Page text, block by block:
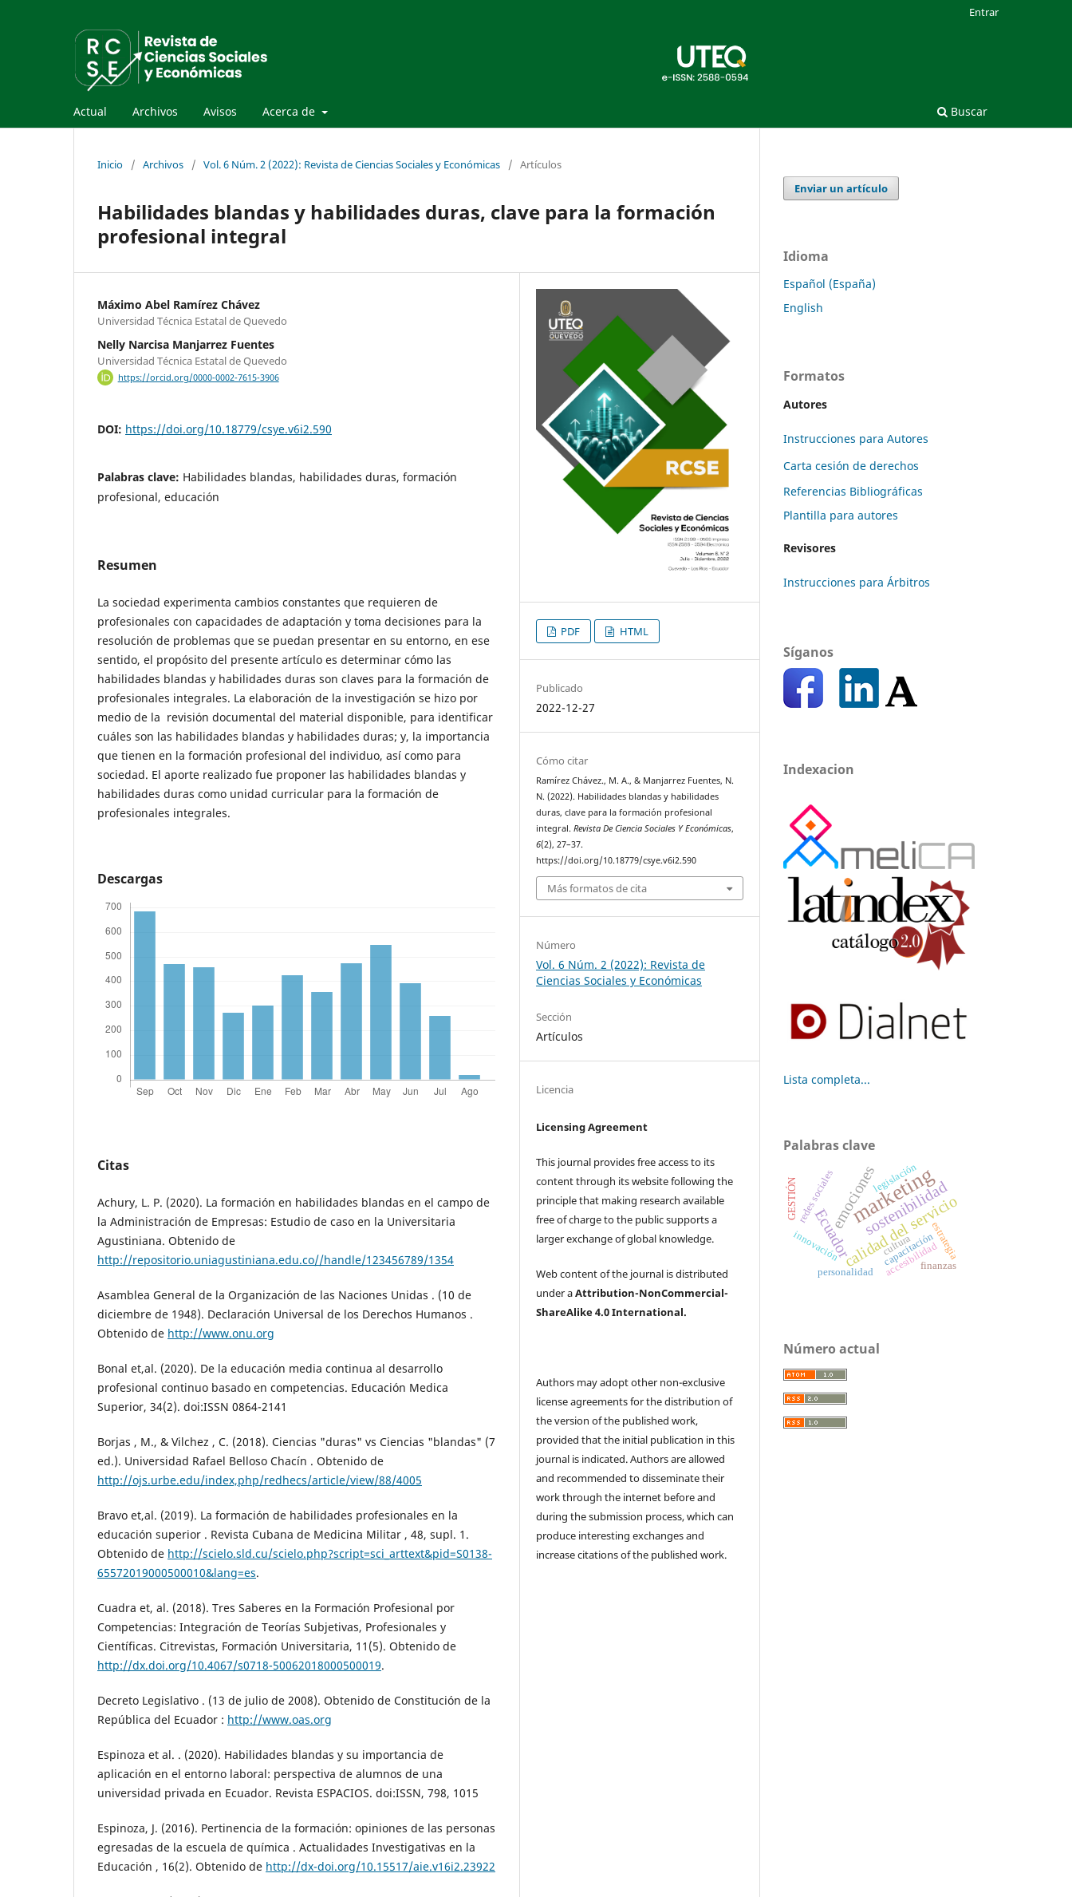
Actual Archivos Avisos Acerca de Buscar
Entrar
Inicio / Archivos / Vol. 6 Núm. 2 (2022): Revista de Ciencias Sociales y Económicas / Artículos
Habilidades blandas y habilidades duras, clave para la formación
profesional integral
Máximo Abel Ramírez Chávez
Universidad Técnica Estatal de Quevedo
Nelly Narcisa Manjarrez Fuentes
Universidad Técnica Estatal de Quevedo
https://orcid.org/0000-0002-7615-3906
DOI: https://doi.org/10.18779/csye.v6i2.590
Palabras clave: Habilidades blandas, habilidades duras, formación
profesional, educación
Resumen
La sociedad experimenta cambios constantes que requieren de
profesionales con capacidades de adaptación y toma decisiones para la
resolución de problemas que se puedan presentar en su entorno, en ese
sentido, el propósito del presente artículo es determinar cómo las
habilidades blandas y habilidades duras son claves para la formación de
profesionales integrales. La elaboración de la investigación se hizo por
medio de la revisión documental del material disponible, para identificar
cuáles son las habilidades blandas y habilidades duras; y, la importancia
que tienen en la formación profesional del individuo, así como para
sociedad. El aporte realizado fue proponer las habilidades blandas y
habilidades duras como unidad curricular para la formación de
profesionales integrales.
Descargas
Citas
Achury, L. P. (2020). La formación en habilidades blandas en el campo de
la Administración de Empresas: Estudio de caso en la Universitaria
Agustiniana. Obtenido de
http://repositorio.uniagustiniana.edu.co//handle/123456789/1354
Asamblea General de la Organización de las Naciones Unidas . (10 de
diciembre de 1948). Declaración Universal de los Derechos Humanos .
Obtenido de http://www.onu.org
Bonal et,al. (2020). De la educación media continua al desarrollo
profesional continuo basado en competencias. Educación Medica
Superior, 34(2). doi:ISSN 0864-2141
Borjas , M., & Vilchez , C. (2018). Ciencias "duras" vs Ciencias "blandas" (7
ed.). Universidad Rafael Belloso Chacín . Obtenido de
http://ojs.urbe.edu/index,php/redhecs/article/view/88/4005
Bravo et,al. (2019). La formación de habilidades profesionales en la
educación superior . Revista Cubana de Medicina Militar , 48, supl. 1.
Obtenido de http://scielo.sld.cu/scielo.php?script=sci_arttext&pid=S0138-
65572019000500010&lang=es.
Cuadra et, al. (2018). Tres Saberes en la Formación Profesional por
Competencias: Integración de Teorías Subjetivas, Profesionales y
Científicas. Citrevistas, Formación Universitaria, 11(5). Obtenido de
http://dx.doi.org/10.4067/s0718-50062018000500019.
Decreto Legislativo . (13 de julio de 2008). Obtenido de Constitución de la
República del Ecuador : http://www.oas.org
Espinoza et al. . (2020). Habilidades blandas y su importancia de
aplicación en el entorno laboral: perspectiva de alumnos de una
universidad privada en Ecuador. Revista ESPACIOS. doi:ISSN, 798, 1015
Espinoza, J. (2016). Pertinencia de la formación: opiniones de las personas
egresadas de la escuela de química . Actualidades Investigativas en la
Educación , 16(2). Obtenido de http://dx-doi.org/10.15517/aie.v16i2.23922
PDF HTML
Publicado
2022-12-27
Cómo citar
Ramírez Chávez., M. A., & Manjarrez Fuentes, N.
N. (2022). Habilidades blandas y habilidades
duras, clave para la formación profesional
integral.Revista De Ciencia Sociales Y Económicas,
6(2), 27–37.
https://doi.org/10.18779/csye.v6i2.590
Más formatos de cita
Número
Vol. 6 Núm. 2 (2022): Revista de
Ciencias Sociales y Económicas
Sección
Artículos
Licencia
Licensing Agreement
This journal provides free access to its
content through its website following the
principle that making research available
free of charge to the public supports a
larger exchange of global knowledge.
Web content of the journal is distributed
under aAttribution-NonCommercial-
ShareAlike 4.0 International.
Authors may adopt other non-exclusive
license agreements for the distribution of
the version of the published work,
provided that the initial publication in this
journal is indicated. Authors are allowed
and recommended to disseminate their
work through the internet before and
during the submission process, which can
produce interesting exchanges and
increase citations of the published work.
Enviar un artículo
Idioma
Español (España)
English
Formatos
Autores
Instrucciones para Autores
Carta cesión de derechos
Referencias Bibliográficas
Plantilla para autores
Revisores
Instrucciones para Árbitros
Síganos
Indexacion
Lista completa...
Palabras clave
marketing
emocionessostenibilidad
calidad del servicio
Ecuador cultura
capacitaciónestrategia
innovación accesibilidad
redes sociales
personalidad
legislación
finanzas
GESTIÓN
Número actual